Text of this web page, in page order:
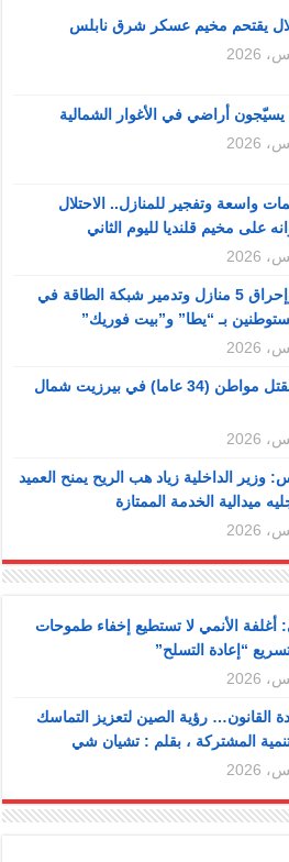
يقتحم مخيم عسكر شرق نابلس
أراضي في الأغوار الشمالية
واسعة وتفجير للمنازل.. الاحتلال
على مخيم قلنديا لليوم الثاني
9 إصابات وإحراق 5 منازل وتدمير شبكة الطاقة في
بـ “يطا” و”بيت فوريك”
الشرطة: مقتل مواطن (34 عاما) في بيرزيت شمال
وزير الداخلية زياد هب الريح يمنح العميد
ميدالية الخدمة الممتازة
أغلفة الأنمي لا تستطيع إخفاء طموحات
“إعادة التسلح”
القانون… رؤية الصين لتعزيز التماسك
المشتركة ، بقلم : تشيان شي